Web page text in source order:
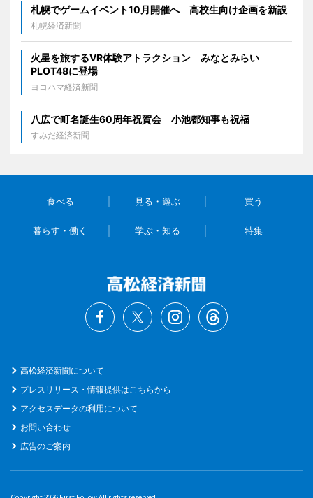
札幌でゲームイベント10月開催へ 高校生向け企画を新設
札幌経済新聞
火星を旅するVR体験アトラクション みなとみらい
PLOT48に登場
ヨコハマ経済新聞
八広で町名誕生60周年祝賀会 小池都知事も祝福
すみだ経済新聞
食べる 見る・遊ぶ 買う
暮らす・働く 学ぶ・知る 特集
高松経済新聞について
プレスリリース・情報提供はこちらから
アクセスデータの利用について
お問い合わせ
広告のご案内